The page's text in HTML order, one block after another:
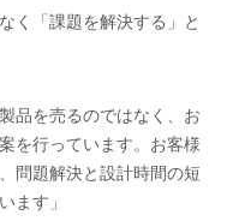
く「課題を解決する」と
品を売るのではなく、お
を行っています。お客様
問題解決と設計時間の短
ます」